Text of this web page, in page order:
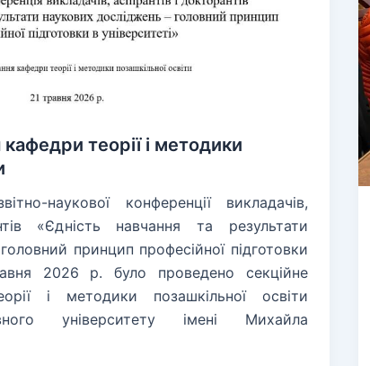
теорії і методики
наукової конференції викладачів,
«Єдність навчання та результати
принцип професійної підготовки
2026 р. було проведено секційне
і методики позашкільної освіти
університету імені Михайла